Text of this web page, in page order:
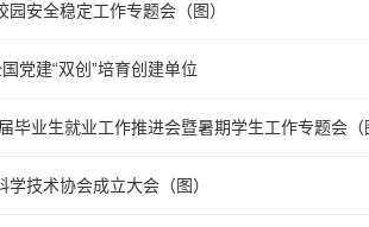
园安全稳定工作专题会（图）
党建“双创”培育创建单位
毕业生就业工作推进会暨暑期学生工作专题会（
学技术协会成立大会（图）